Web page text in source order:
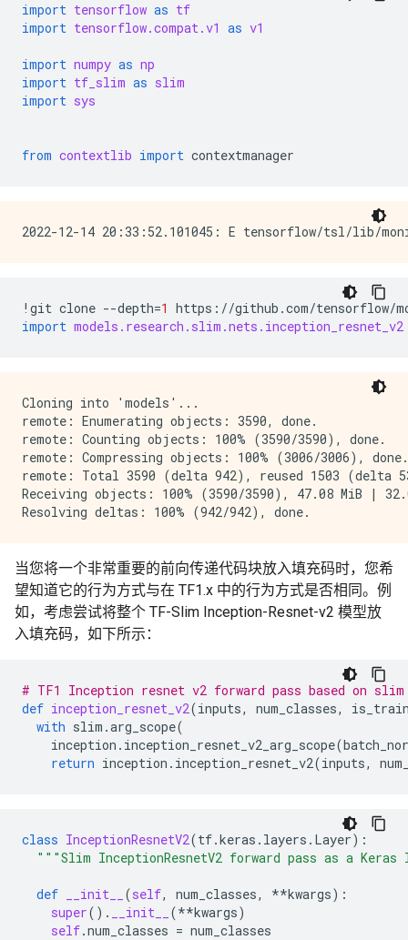
import tensorflow as tf
import tensorflow.compat.v1 as v1
import numpy as np
import tf_slim as slim
import sys
from contextlib import contextmanager
! git clone --depth=1 https : //github .com/tensorflow/
import models.research.slim.nets.inception_resnet_v2
Cloning into 'models'...
remote: Enumerating objects: 3590, done.
remote: Counting objects: 100% (3590/3590), done.
remote: Compressing objects: 100% (3006/3006), done.
remote: Total 3590 (delta 942), reused 1503 (delta
Receiving objects: 100% (3590/3590), 47.08 MiB |
当您将一个非常重要的前向传递代码块放入填充码时，您希
望知道它的行为方式与在 TF1.x 中的行为方式是否相同。例
如，考虑尝试将整个 TF-Slim Inception-Resnet-v2 模型放
入填充码，如下所示：
# TF1 Inception resnet v2 forward pass based on
def inception_resnet_v2(inputs, num_classes,
with slim .arg_scope(
inception . inception_resnet_v2_arg_scope(
return inception . inception_resnet_v2(inputs,
class InceptionResnetV2(tf.keras . layers . Layer):
"""Slim InceptionResnetV2 forward pass as a
def __init__ (self, num_classes, **kwargs):
super() . __init__ (**kwargs)
self.num_classes = num_classes